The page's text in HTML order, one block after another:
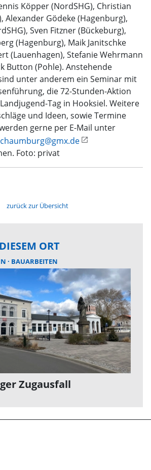
Köpper (NordSHG), Christian
Alexander Gödeke (Hagenburg),
Sven Fitzner (Bückeburg),
(Hagenburg), Maik Janitschke
(Lauenhagen), Stefanie Wehrmann
Button (Pohle). Anstehende
unter anderem ein Seminar mit
die 72-Stunden-Aktion
Tag in Hooksiel. Weitere
und Ideen, sowie Termine
gerne per E-Mail unter
Foto: privat
zurück zur Übersicht
ORT
BAUARBEITEN
Zugausfall